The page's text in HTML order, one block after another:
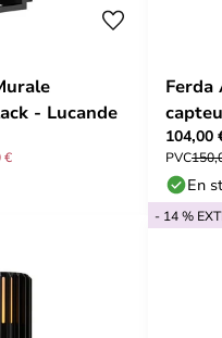
- Lucande
€
Ferda
104,00
PVC
En
- 14 %